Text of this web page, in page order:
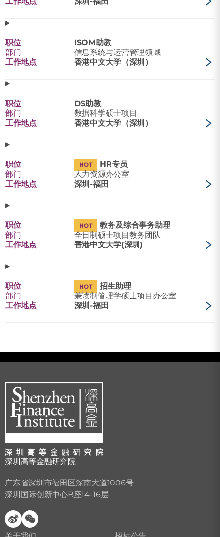
职位
ISOM助教
部门
信息系统与运营管理领域
工作地点
香港中文大学（深圳）
职位
DS助教
部门
数据科学硕士项目
工作地点
香港中文大学（深圳）
职位 HOT
HR专员
部门
人力资源办公室
工作地点
深圳-福田
职位 HOT
教务及综合事务助理
部门
全日制硕士项目教务团队
工作地点
香港中文大学(深圳)
职位 HOT
招生助理
部门
兼读制管理学硕士项目办公室
工作地点
深圳-福田
深圳高等金融研究院
广东省深圳市福田区深南大道1006号
深圳国际创新中心B座14-16层